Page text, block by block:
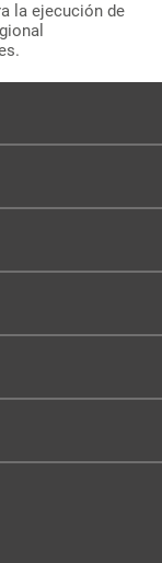
la ejecución de